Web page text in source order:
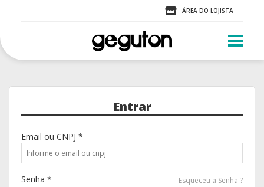
ÁREA DO LOJISTA
Entrar
Email ou CNPJ *
Senha * Esqueceu a Senha ?